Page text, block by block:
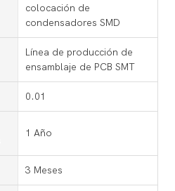
colocación de
condensadores SMD
Línea de producción de
ensamblaje de PCB SMT
0.01
1 Año
3 Meses